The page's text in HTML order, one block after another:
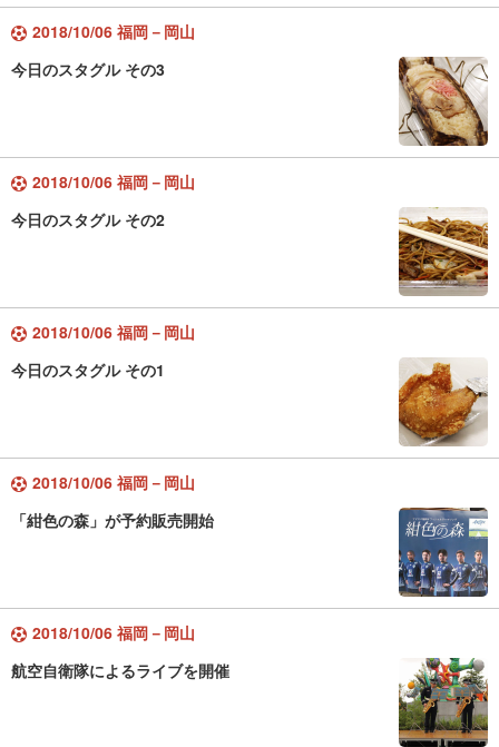
2018/10/06 福岡－岡山
今日のスタグル その3
2018/10/06 福岡－岡山
今日のスタグル その2
2018/10/06 福岡－岡山
今日のスタグル その1
2018/10/06 福岡－岡山
「紺色の森」が予約販売開始
2018/10/06 福岡－岡山
航空自衛隊によるライブを開催